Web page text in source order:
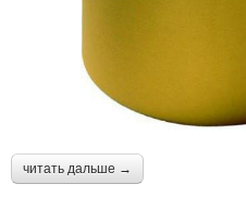
читать дальше →